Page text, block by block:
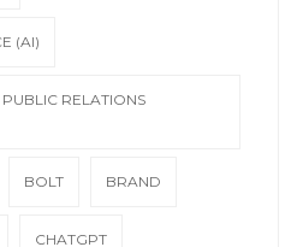
(AI)
RELATIONS
BOLT BRAND
CHATGPT